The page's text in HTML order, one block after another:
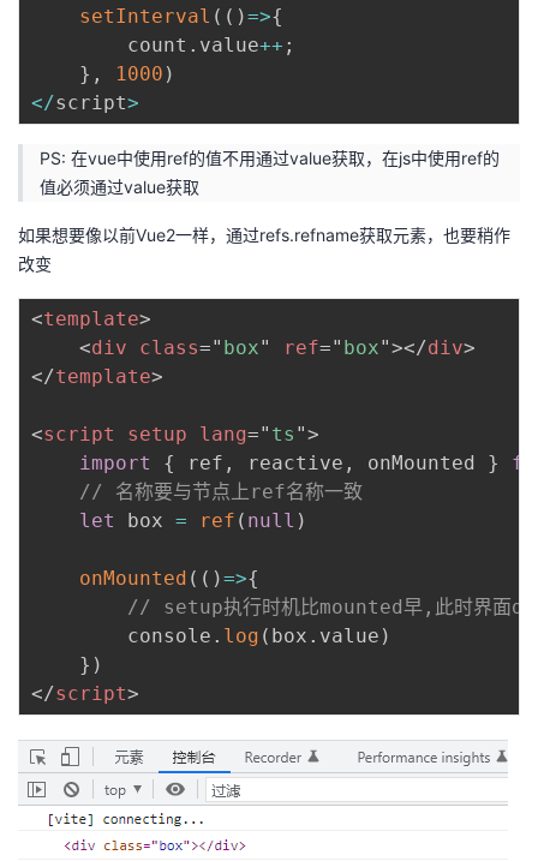
setInterval ( ( )=>{
        count
. value++ ;
} , 1000 )
</script>
PS: 在vue中使用ref的值不用通过value获取，在js中使用ref的
值必须通过value获取
如果想要像以前Vue2一样，通过refs.refname获取元素，也要稍作
改变
<template>
<div class=" box" ref=" box"></div>
</template>
<script setup lang=" ts ">
import
{ ref , reactive , onMounted }
// 名称要与节点上ref名称一致
let
box = ref ( null )
onMounted ( ( )=>{
// setup执行时机比mounted早,此时界面
        console
. log ( box . value )
} )
</script>